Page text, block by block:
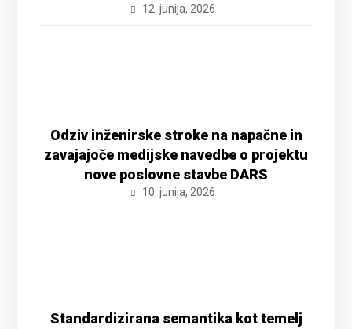
12. junija, 2026
Odziv inženirske stroke na napačne in
zavajajoče medijske navedbe o projektu
nove poslovne stavbe DARS
10. junija, 2026
Standardizirana semantika kot temelj